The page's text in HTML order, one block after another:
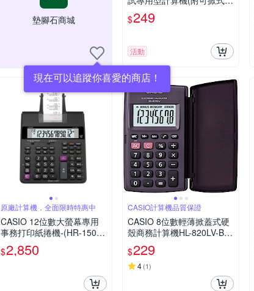
墊腳石商城
現在可以追蹤你喜愛的商店！
護殼)(SX-300P-N)
$249
活動
原廠計算機，全面限時特惠中
CASIO 12位數大螢幕專用
事務打印紙捲機-(HR-150R
C)
$2,850
CASIO計算機品質保證
CASIO 8位數輕薄掀蓋式硬
殼商務計算機HL-820LV-BK
(國家考試專用機種)
$229
4(1)